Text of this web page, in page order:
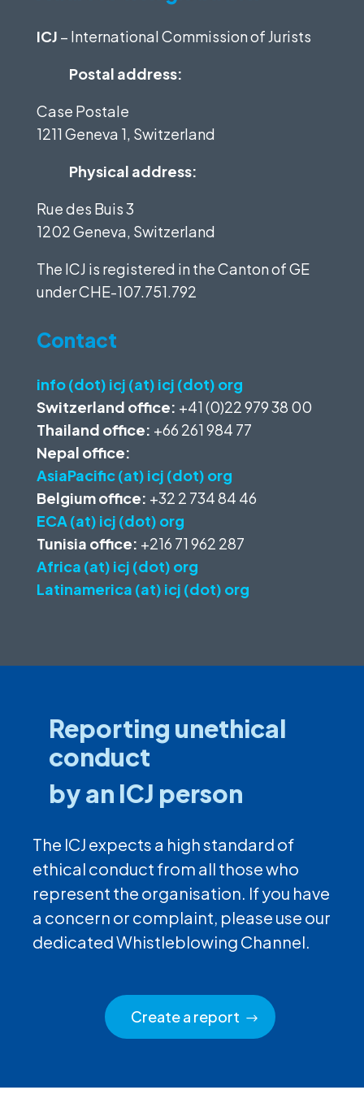
ICJ – International Commission of Jurists
Postal address:
Case Postale
1211 Geneva 1, Switzerland
Physical address:
Rue des Buis 3
1202 Geneva, Switzerland
The ICJ is registered in the Canton of GE
underCHE-107.751.792
Contact
info (dot) icj (at) icj (dot) org
Switzerland office: +41 (0)22 979 38 00
Thailand office: +66 261 984 77
Nepal office:
AsiaPacific (at) icj (dot) org
Belgium office: +32 2 734 84 46
ECA (at) icj (dot) org
Tunisia office: +216 71 962 287
Africa (at) icj (dot) org
Latinamerica (at) icj (dot) org
Reporting unethical
conduct
by an ICJ person
The ICJ expects a high standard of
ethical conduct from all those who
represent the organisation. If you have
a concern or complaint, please use our
dedicated Whistleblowing Channel.
Create a report